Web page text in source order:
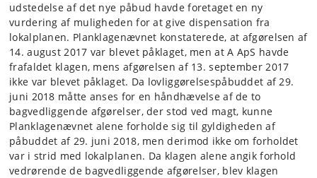
udstedelse af det nye påbud havde foretaget en ny
vurdering af muligheden for at give dispensation fra
lokalplanen. Planklagenævnet konstaterede, at afgørelsen af
14. august 2017 var blevet påklaget, men at A ApS havde
frafaldet klagen, mens afgørelsen af 13. september 2017
ikke var blevet påklaget. Da lovliggørelsespåbuddet af 29.
juni 2018 måtte anses for en håndhævelse af de to
bagvedliggende afgørelser, der stod ved magt, kunne
Planklagenævnet alene forholde sig til gyldigheden af
påbuddet af 29. juni 2018, men derimod ikke om forholdet
var i strid med lokalplanen. Da klagen alene angik forhold
vedrørende de bagvedliggende afgørelser, blev klagen